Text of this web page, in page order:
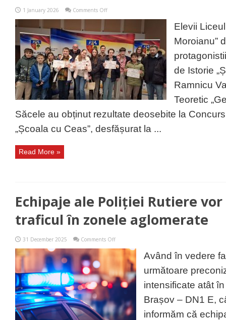
1 January 2026 Comments Offon
pentru
elevii
Liceului
Teoretic
„George
Moroianu”
din
Săcele
la
Concursul
Național
Istorie
cu
Elevii
Moroianu”
de Istorie
Ramnicu
Teoretic
Săcele au obținut rezultate deosebite la
„Școala cu Ceas”, desfășurat la ...
Read More »
Echipaje ale Poliției Rutiere
traficul în zonele aglomerate
31 December 2025 Comments Offon
Poliției
Rutiere
vor
monitoriza
traficul
zonele
aglomerate
Având în vedere
următoare
intensificate atât
Brașov – DN1 E,
informăm că